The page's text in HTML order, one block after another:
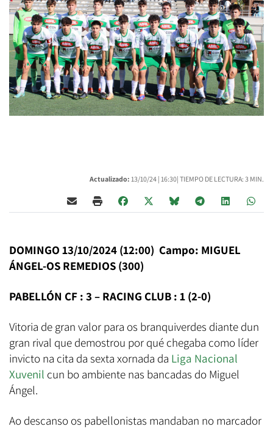
Actualizado: 13/10/24 | 16:30| TIEMPO DE LECTURA: 3 MIN.
DOMINGO 13/10/2024 (12:00) Campo: MIGUEL
ÁNGEL-OS REMEDIOS (300)
PABELLÓN CF : 3 – RACING CLUB : 1 (2-0)
Vitoria de gran valor para os branquiverdes diante dun
gran rival que demostrou por qué chegaba como líder
invicto na cita da sexta xornada da Liga Nacional
Xuvenil cun bo ambiente nas bancadas do Miguel
Ángel.
Ao descanso os pabellonistas mandaban no marcador